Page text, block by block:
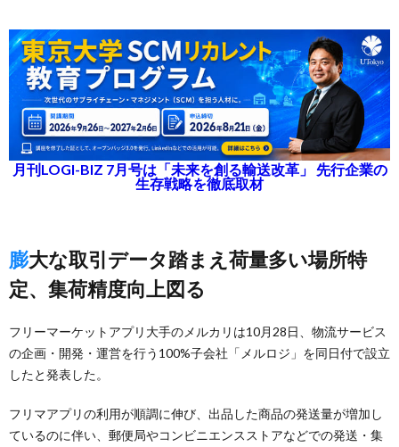
月刊LOGI-BIZ 7月号は「未来を創る輸送改革」 先行企業の
生存戦略を徹底取材
膨大な取引データ踏まえ荷量多い場所特
定、集荷精度向上図る
フリーマーケットアプリ大手のメルカリは10月28日、物流サービス
の企画・開発・運営を行う100%子会社「メルロジ」を同日付で設立
したと発表した。
フリマアプリの利用が順調に伸び、出品した商品の発送量が増加し
ているのに伴い、郵便局やコンビニエンスストアなどでの発送・集